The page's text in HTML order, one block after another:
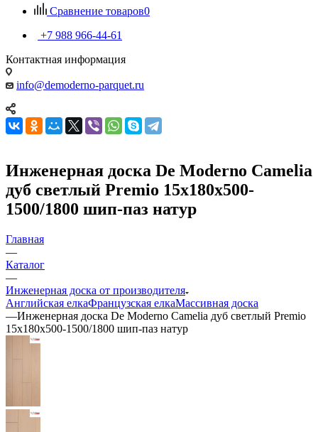
Сравнение товаров0
+7 988 966-44-61
Контактная информация
info@demoderno-parquet.ru
Инженерная доска De Moderno Camelia
дуб светлый Premio 15х180х500-
1500/1800 шип-паз натур
Главная
—
Каталог
—
Инженерная доска от производителя
Английская елкаФранцузская елкаМассивная доска
—Инженерная доска De Moderno Camelia дуб светлый Premio
15х180х500-1500/1800 шип-паз натур